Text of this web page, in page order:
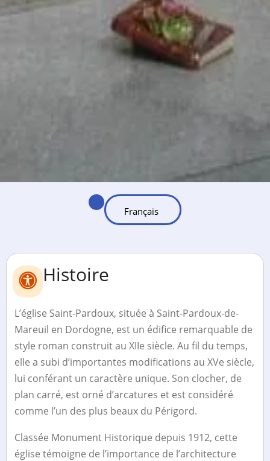
Histoire
L’église Saint-Pardoux, située à Saint-Pardoux-de-
Mareuil en Dordogne, est un édifice remarquable de
style roman construit au XIIe siècle. Au fil du temps,
elle a subi d’importantes modifications au XVe siècle,
lui conférant un caractère unique. Son clocher, de
plan carré, est orné d’arcatures et est considéré
comme l’un des plus beaux du Périgord.
Classée Monument Historique depuis 1912, cette
église témoigne de l’importance de l’architecture